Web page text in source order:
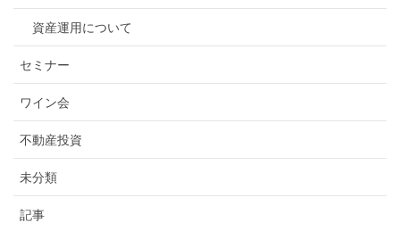
資産運用について
セミナー
ワイン会
不動産投資
未分類
記事